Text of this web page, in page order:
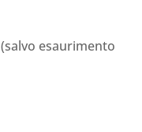
(salvo esaurimento